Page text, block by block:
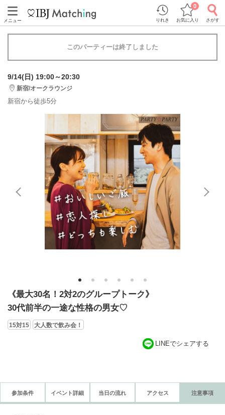
メニュー りれき お気に入り
0
さがす
このパーティーは終了しました
9/14(日) 19:00～20:30
新宿/オークラウンジ
新宿から徒歩5分
1 2 3 4 5 6
《最大30名！2対2のグループトーク》
30代前半の一途な性格の男女♡
15対15 大人数で飲み会！
LINEでシェアする
参加条件 イベント詳細 当日の流れ アクセス 注意事項